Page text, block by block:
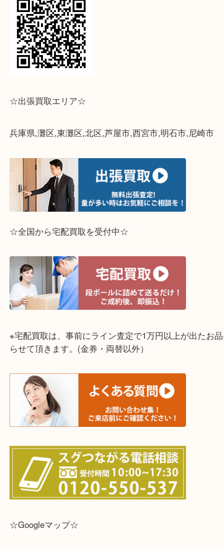
神戸市芦屋市のお客様よりフェラガモのネクタイ
させていただきました。
素敵な色合いと絵柄のネクタイでした
スタッフ一同お待ちしております
ライン査定始めました☆お友だち登録お願いしま
って下さい↓
☆出張買取エリア☆